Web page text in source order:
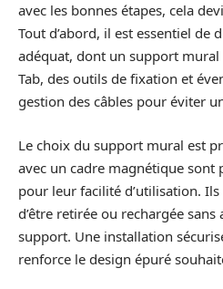
avec les bonnes étapes, cela
Tout d’abord, il est essentiel de
adéquat, dont un support mural
Tab, des outils de fixation et
gestion des câbles pour éviter
Le choix du support mural est
avec un cadre magnétique sont
pour leur facilité d’utilisation.
d’être retirée ou rechargée
support. Une installation
renforce le design épuré